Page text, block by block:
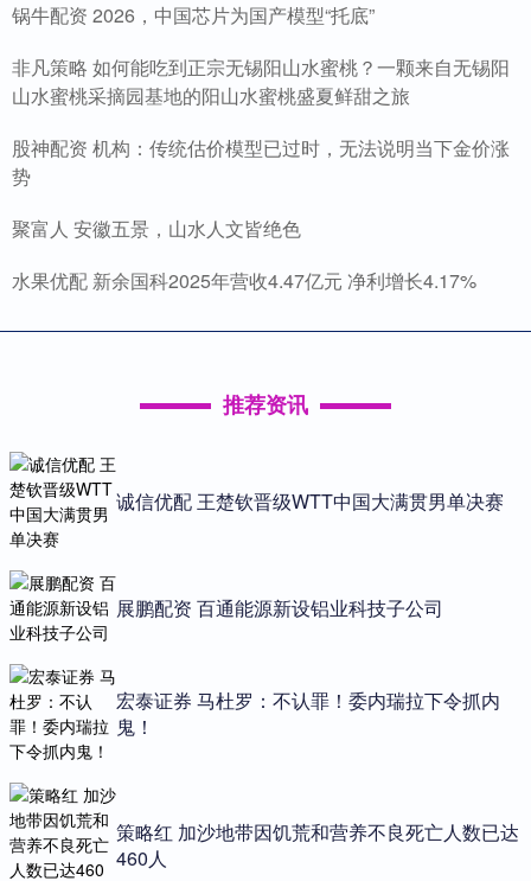
锅牛配资 2026，中国芯片为国产模型“托底”
非凡策略 如何能吃到正宗无锡阳山水蜜桃？一颗来自无锡阳
山水蜜桃采摘园基地的阳山水蜜桃盛夏鲜甜之旅
股神配资 机构：传统估价模型已过时，无法说明当下金价涨
势
聚富人 安徽五景，山水人文皆绝色
水果优配 新余国科2025年营收4.47亿元 净利增长4.17%
推荐资讯
诚信优配 王楚钦晋级WTT中国大满贯男单决赛
展鹏配资 百通能源新设铝业科技子公司
宏泰证券 马杜罗：不认罪！委内瑞拉下令抓内
鬼！
策略红 加沙地带因饥荒和营养不良死亡人数已达
460人